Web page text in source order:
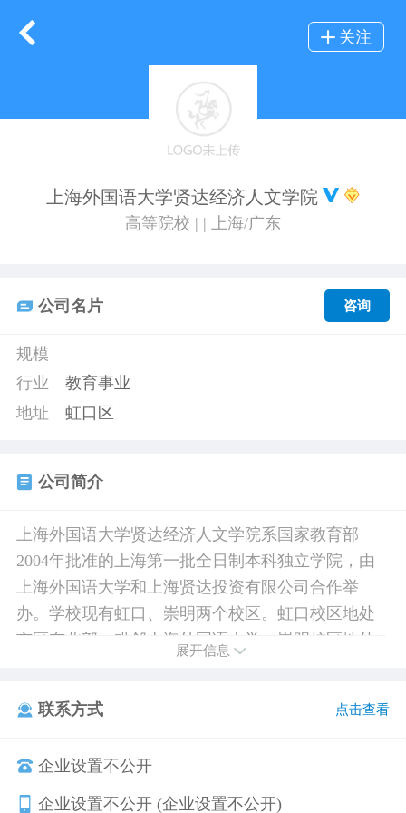
关注
上海外国语大学贤达经济人文学院
高等院校 | | 上海/广东
公司名片 咨询
规模
行业
教育事业
地址
虹口区
公司简介
上海外国语大学贤达经济人文学院系国家教育部
2004年批准的上海第一批全日制本科独立学院，由
上海外国语大学和上海贤达投资有限公司合作举
办。学校现有虹口、崇明两个校区。虹口校区地处
市区东北部，毗邻上海外国语大学；崇明校区地处
国语大学雄厚的师资力量以及外语教学与研究等方
（专业+英语）协调发展的人才培养体系。目前开设
涉及文学、法学、经济学、管理学、教育学5大门类
展开信息
联系方式 点击查看
企业设置不公开
企业设置不公开 (企业设置不公开)